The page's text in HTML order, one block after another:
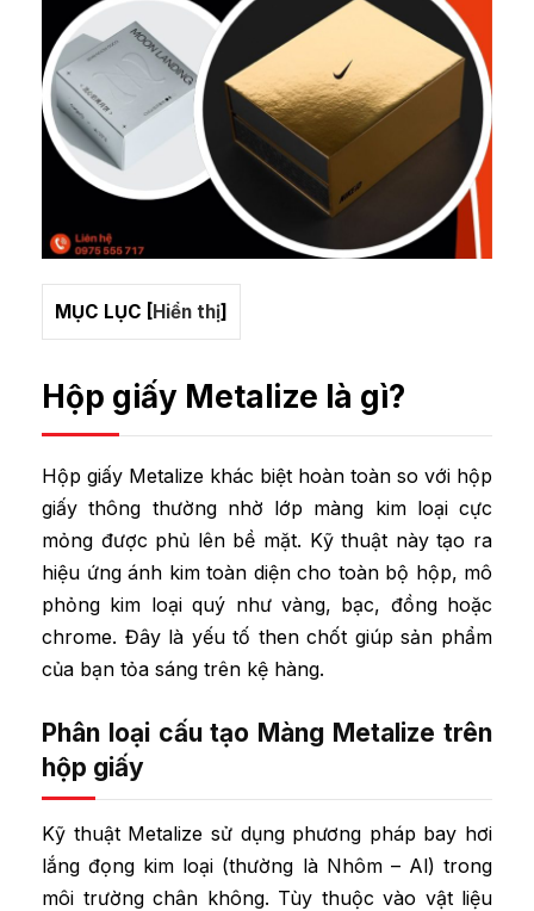
MỤC LỤC [Hiển thị]
Hộp giấy Metalize là gì?
Hộp giấy Metalize khác biệt hoàn toàn so với hộp
giấy thông thường nhờ lớp màng kim loại cực
mỏng được phủ lên bề mặt. Kỹ thuật này tạo ra
hiệu ứng ánh kim toàn diện cho toàn bộ hộp, mô
phỏng kim loại quý như vàng, bạc, đồng hoặc
chrome. Đây là yếu tố then chốt giúp sản phẩm
của bạn tỏa sáng trên kệ hàng.
Phân loại cấu tạo Màng Metalize trên
hộp giấy
Kỹ thuật Metalize sử dụng phương pháp bay hơi
lắng đọng kim loại (thường là Nhôm – Al) trong
môi trường chân không. Tùy thuộc vào vật liệu